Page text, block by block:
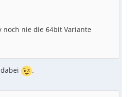
noch nie die 64bit Variante
.